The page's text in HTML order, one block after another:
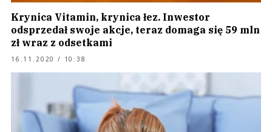
Krynica Vitamin, krynica łez. Inwestor
odsprzedał swoje akcje, teraz domaga się 59 mln
zł wraz z odsetkami
16.11.2020 / 10:38